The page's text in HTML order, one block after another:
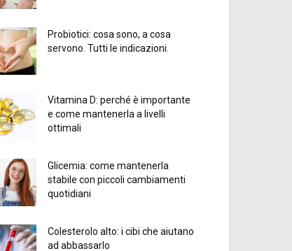
Probiotici: cosa sono, a cosa
servono. Tutti le indicazioni.
Vitamina D: perché è importante
e come mantenerla a livelli
ottimali
Glicemia: come mantenerla
stabile con piccoli cambiamenti
quotidiani
Colesterolo alto: i cibi che aiutano
ad abbassarlo